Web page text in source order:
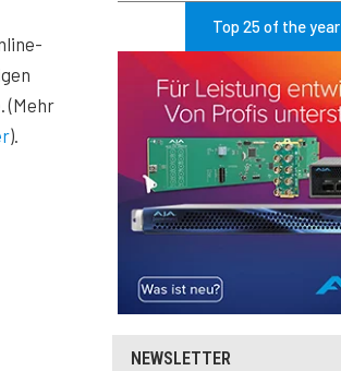
(Mehr
).
Top 25 of the year
NEWSLETTER